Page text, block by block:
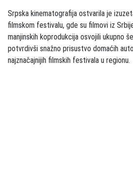
Srpska kinematografija ostvarila je
filmskom festivalu, gde su filmovi iz
manjinskih koprodukcija osvojili ukupno
potvrdivši snažno prisustvo domaćih
najznačajnijih filmskih festivala u regionu.